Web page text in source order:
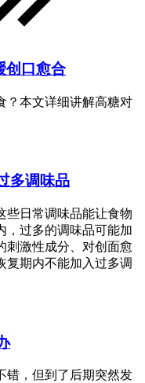
创口愈合
？本文详细讲解高糖对
多调味品
些日常调味品能让食物
，过多的调味品可能加
刺激性成分、对创面愈
复期内不能加入过多调
错，但到了后期突然发